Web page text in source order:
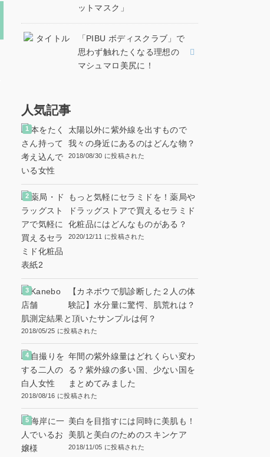
ットマスク」
「PIBU ボディスクラブ」で
思わず触れたくなる理想の
マシュマロ美尻に！
人気記事
太陽以外に紫外線を出すもので
我々の身近にあるのはどんな物？
2018/08/30 に投稿された
もっと気軽にセラミドを！薬局や
ドラッグストアで買えるセラミド
化粧品にはどんなものがある？
2020/12/11 に投稿された
【カネボウで肌診断した２人の体
験記】水分量に驚愕、肌荒れは？
肌測定結果と頂いたサンプルは何？
2018/05/25 に投稿された
年間の紫外線量はどれくらい変わ
る？紫外線の多い国、少ない国を
まとめてみました
2018/08/16 に投稿された
美白を目指すには同時に美肌も！
美肌と美白のためのスキンケア
2018/11/05 に投稿された